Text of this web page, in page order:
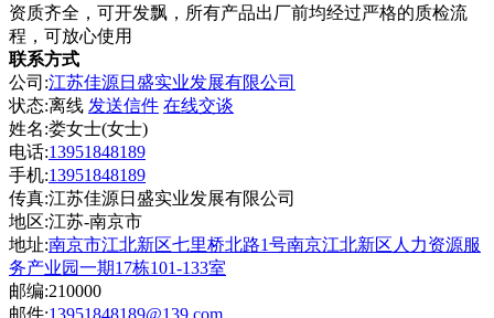
资质齐全，可开发飘，所有产品出厂前均经过严格的质检流
程，可放心使用
联系方式
公司:江苏佳源日盛实业发展有限公司
状态:离线 发送信件 在线交谈
姓名:娄女士(女士)
电话:13951848189
手机:13951848189
传真:江苏佳源日盛实业发展有限公司
地区:江苏-南京市
地址:南京市江北新区七里桥北路1号南京江北新区人力资源服
务产业园一期17栋101-133室
邮编:210000
邮件:13951848189@139.com